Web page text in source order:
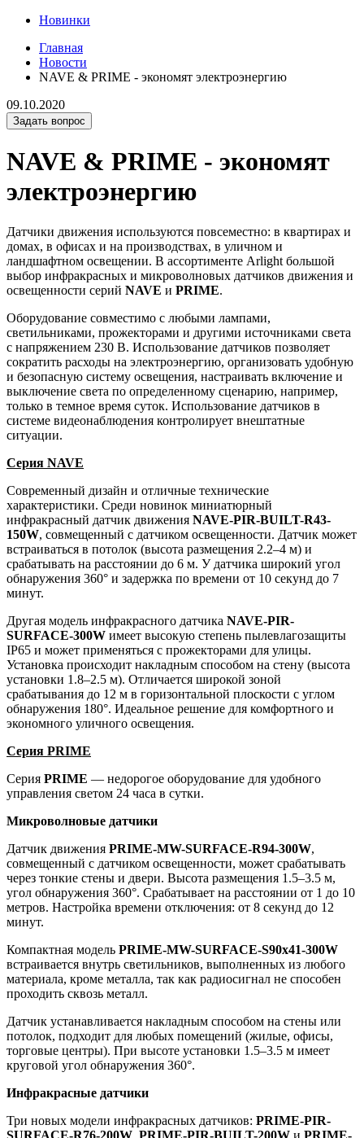
Новинки
Главная
Новости
NAVE & PRIME - экономят электроэнергию
09.10.2020
Задать вопрос
NAVE & PRIME - экономят
электроэнергию
Датчики движения используются повсеместно: в квартирах и
домах, в офисах и на производствах, в уличном и
ландшафтном освещении. В ассортименте Arlight большой
выбор инфракрасных и микроволновых датчиков движения и
освещенности серий NAVE и PRIME.
Оборудование совместимо с любыми лампами,
светильниками, прожекторами и другими источниками света
с напряжением 230 В. Использование датчиков позволяет
сократить расходы на электроэнергию, организовать удобную
и безопасную систему освещения, настраивать включение и
выключение света по определенному сценарию, например,
только в темное время суток. Использование датчиков в
системе видеонаблюдения контролирует внештатные
ситуации.
Серия NAVE
Современный дизайн и отличные технические
характеристики. Среди новинок миниатюрный
инфракрасный датчик движения NAVE-PIR-BUILT-R43-
150W, совмещенный с датчиком освещенности. Датчик может
встраиваться в потолок (высота размещения 2.2–4 м) и
срабатывать на расстоянии до 6 м. У датчика широкий угол
обнаружения 360° и задержка по времени от 10 секунд до 7
минут.
Другая модель инфракрасного датчика NAVE-PIR-
SURFACE-300W имеет высокую степень пылевлагозащиты
IP65 и может применяться с прожекторами для улицы.
Установка происходит накладным способом на стену (высота
установки 1.8–2.5 м). Отличается широкой зоной
срабатывания до 12 м в горизонтальной плоскости с углом
обнаружения 180°. Идеальное решение для комфортного и
экономного уличного освещения.
Серия PRIME
Серия PRIME — недорогое оборудование для удобного
управления светом 24 часа в сутки.
Микроволновые датчики
Датчик движения PRIME-MW-SURFACE-R94-300W,
совмещенный с датчиком освещенности, может срабатывать
через тонкие стены и двери. Высота размещения 1.5–3.5 м,
угол обнаружения 360°. Срабатывает на расстоянии от 1 до 10
метров. Настройка времени отключения: от 8 секунд до 12
минут.
Компактная модель PRIME-MW-SURFACE-S90x41-300W
встраивается внутрь светильников, выполненных из любого
материала, кроме металла, так как радиосигнал не способен
проходить сквозь металл.
Датчик устанавливается накладным способом на стены или
потолок, подходит для любых помещений (жилые, офисы,
торговые центры). При высоте установки 1.5–3.5 м имеет
круговой угол обнаружения 360°.
Инфракрасные датчики
Три новых модели инфракрасных датчиков: PRIME-PIR-
SURFACE-R76-200W PRIME-PIR-BUILT-200W и PRIME-